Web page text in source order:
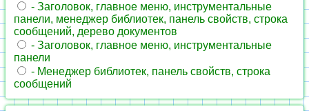
- Заголовок, главное меню, инструментальные
панели, менеджер библиотек, панель свойств, строка
сообщений, дерево документов
- Заголовок, главное меню, инструментальные
панели
- Менеджер библиотек, панель свойств, строка
сообщений